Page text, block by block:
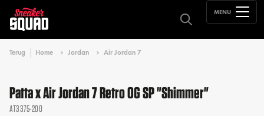
MENU
Terug Home Jordan Air Jordan 7
Patta x Air Jordan 7 Retro OG SP "Shimmer"
AT3375-200